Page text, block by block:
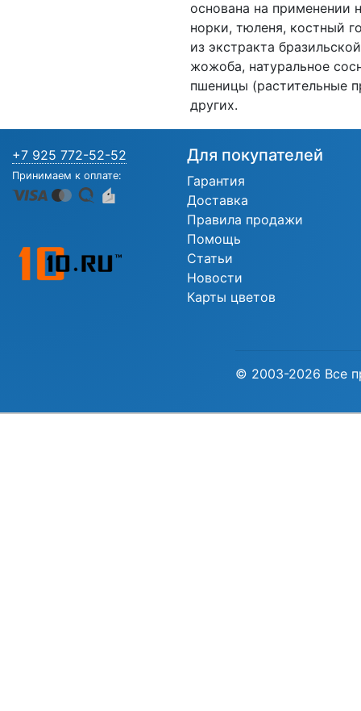
основана на применении
норки, тюленя, костный
из экстракта
жожоба, натуральное
пшеницы (растительные
других.
+7 925 772-52-52
Принимаем к оплате:
Для покупателей
Гарантия
Доставка
Правила продажи
Помощь
Статьи
Новости
Карты цветов
© 2003-2026 Все